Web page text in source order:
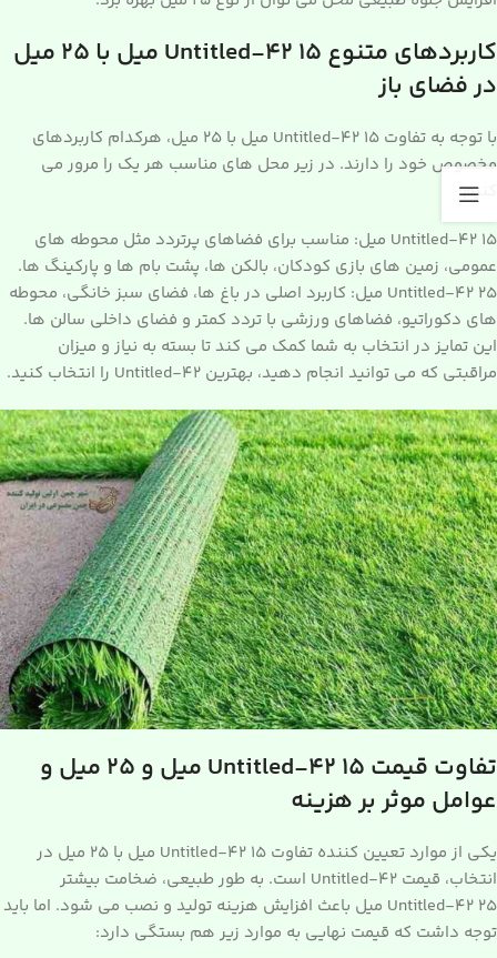
کاربردهای متنوع Untitled-42 15 میل با 25 میل
در فضای باز
با توجه به تفاوت Untitled-42 15 میل با 25 میل، هرکدام کاربردهای
مخصوص خود را دارند. در زیر محل های مناسب هر یک را مرور می
کنیم:
Untitled-42 15 میل: مناسب برای فضاهای پرتردد مثل محوطه های
عمومی، زمین های بازی کودکان، بالکن ها، پشت بام ها و پارکینگ ها.
Untitled-42 25 میل: کاربرد اصلی در باغ ها، فضای سبز خانگی، محوطه
های دکوراتیو، فضاهای ورزشی با تردد کمتر و فضای داخلی سالن ها.
این تمایز در انتخاب به شما کمک می کند تا بسته به نیاز و میزان
مراقبتی که می توانید انجام دهید، بهترین Untitled-42 را انتخاب کنید.
تفاوت قیمت Untitled-42 15 میل و 25 میل و
عوامل موثر بر هزینه
یکی از موارد تعیین کننده تفاوت Untitled-42 15 میل با 25 میل در
انتخاب، قیمت Untitled-42 است. به طور طبیعی، ضخامت بیشتر
Untitled-42 25 میل باعث افزایش هزینه تولید و نصب می شود. اما باید
توجه داشت که قیمت نهایی به موارد زیر هم بستگی دارد: